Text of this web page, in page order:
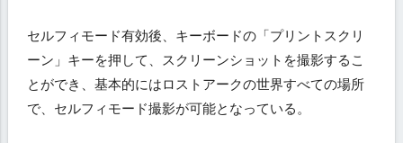
ー
シ
ョ
ッ
セルフィモード有効後、キーボードの「プリントスクリ
ーン」キーを押して、スクリーンショットを撮影するこ
とができ、基本的にはロストアークの世界すべての場所
で、セルフィモード撮影が可能となっている。